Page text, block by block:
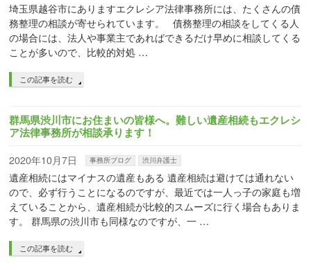
埼玉県越谷市にありますエクレシア法律事務所には、たくさんの債
務整理の相談が寄せられています。 債務整理の相談をしてくる人
の場合には、法人や事業主であればできるだけ早めに相談してくる
ことが多いので、比較的対処 …
この記事を読む
群馬県渋川市にお住まいの皆様へ。難しい遺産相続もエクレシ
ア法律事務所が相談承ります！
2020年10月7日 事務所ブログ 渋川弁護士
遺産相続にはマイナスの遺産もある 遺産相続は避けては通れない
ので、必ず行うことになるのですが、最近では一人っ子の家庭も増
えていることから、遺産相続が比較的スムーズに行く場合もありま
す。 群馬県の渋川市も同様なのですが、一 …
この記事を読む